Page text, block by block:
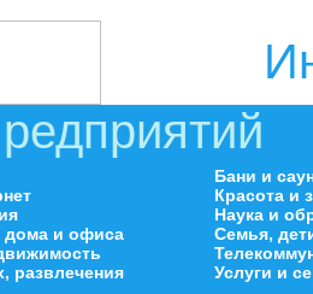
дома и офиса
развлечения
Бани и
Красота и
Наука и
Семья,
Услуги и